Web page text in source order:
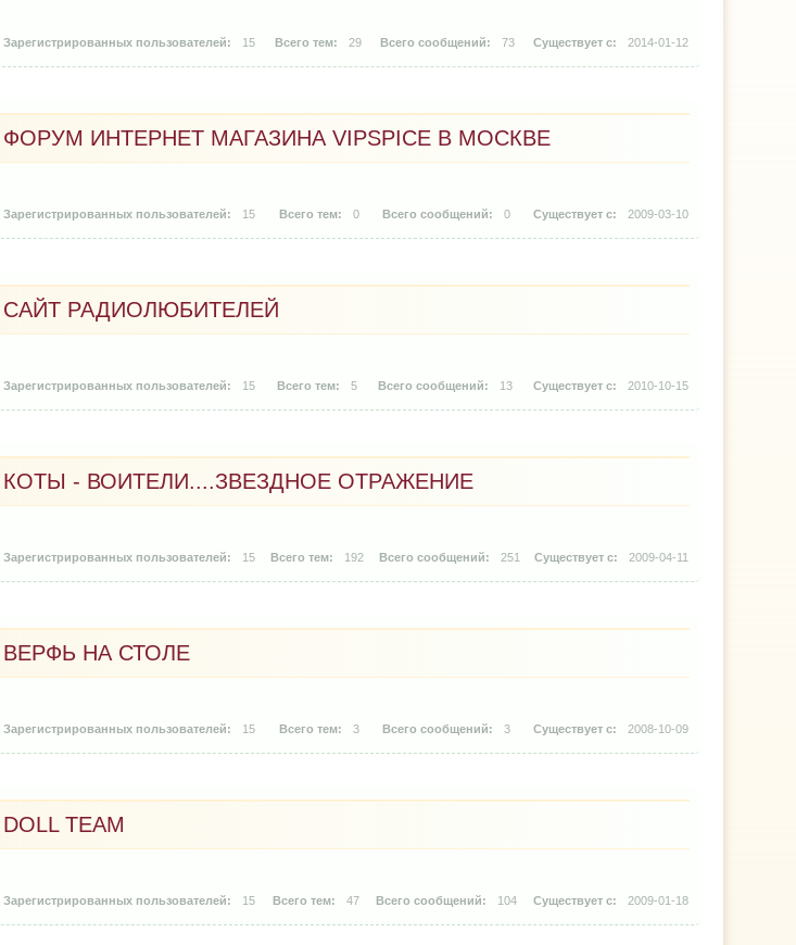
15 29 73 2014-01-12
ФОРУМ ИНТЕРНЕТ МАГАЗИНА VIPSPICE В МОСКВЕ
15 0 0 2009-03-10
САЙТ РАДИОЛЮБИТЕЛЕЙ
15 5 13 2010-10-15
КОТЫ - ВОИТЕЛИ....ЗВЕЗДНОЕ ОТРАЖЕНИЕ
15 192 251 2009-04-11
ВЕРФЬ НА СТОЛЕ
15 3 3 2008-10-09
DOLL TEAM
15 47 104 2009-01-18